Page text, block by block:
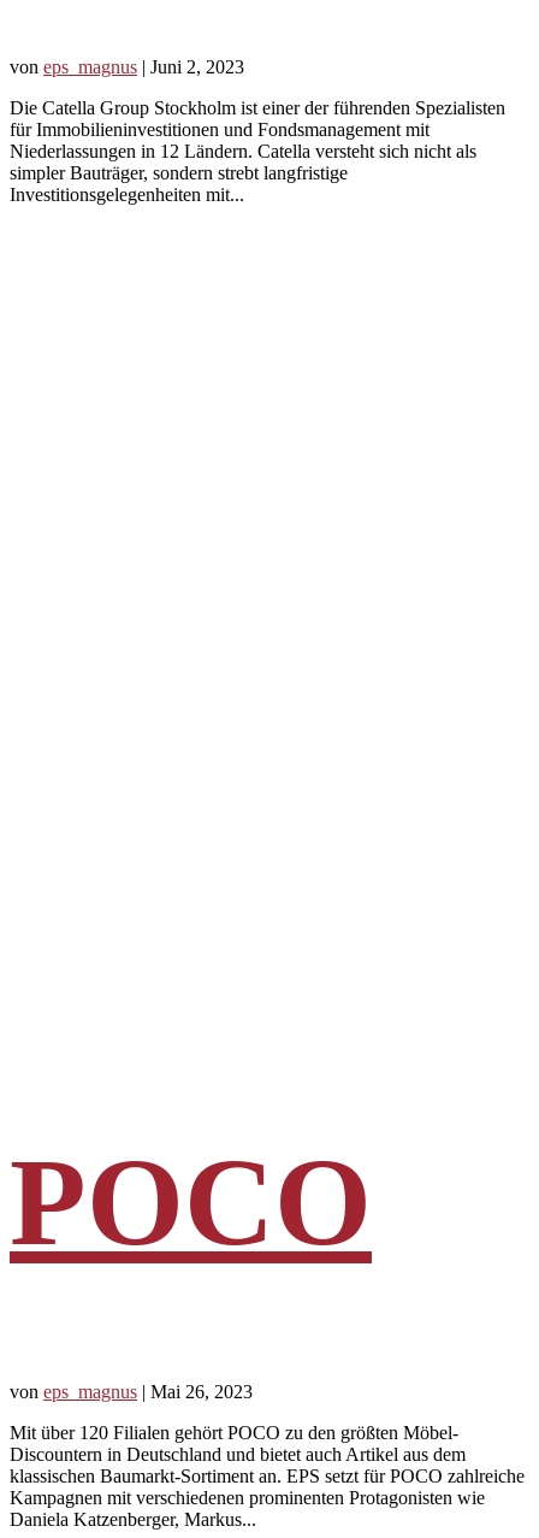
von eps_magnus | Juni 2, 2023
Die Catella Group Stockholm ist einer der führenden Spezialisten
für Immobilieninvestitionen und Fondsmanagement mit
Niederlassungen in 12 Ländern. Catella versteht sich nicht als
simpler Bauträger, sondern strebt langfristige
Investitionsgelegenheiten mit...
POCO
von eps_magnus | Mai 26, 2023
Mit über 120 Filialen gehört POCO zu den größten Möbel-
Discountern in Deutschland und bietet auch Artikel aus dem
klassischen Baumarkt-Sortiment an. EPS setzt für POCO zahlreiche
Kampagnen mit verschiedenen prominenten Protagonisten wie
Daniela Katzenberger, Markus...